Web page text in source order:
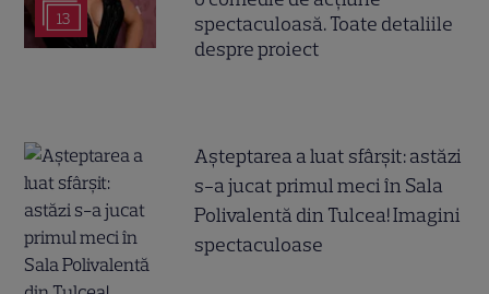
13
spectaculoasă. Toate detaliile
despre proiect
Așteptarea a luat sfârșit: astăzi
s-a jucat primul meci în Sala
Polivalentă din Tulcea! Imagini
spectaculoase